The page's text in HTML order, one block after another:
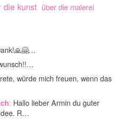
die kunst über die malerei
würde mich freuen, wenn das
: Hallo lieber Armin du guter
R…